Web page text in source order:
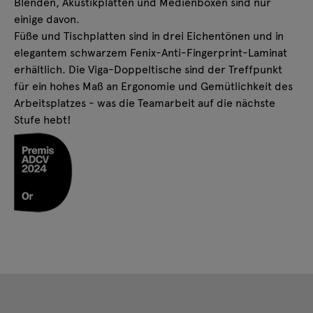
einige davon.
Füße und Tischplatten sind in drei Eichentönen und in
elegantem schwarzem Fenix-Anti-Fingerprint-Laminat
erhältlich. Die Viga-Doppeltische sind der Treffpunkt
für ein hohes Maß an Ergonomie und Gemütlichkeit des
Arbeitsplatzes - was die Teamarbeit auf die nächste
Stufe hebt!